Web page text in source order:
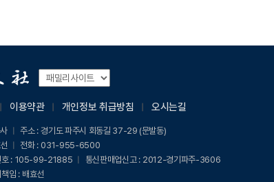
이용약관 개인정보 취급방침 오시는길
주소 : 경기도 파주시 회동길 37-29 (문발동)
전화 : 031-955-6500
: 105-99-21885 통신판매업신고 : 2012-경기파주-3606
임 : 배효선